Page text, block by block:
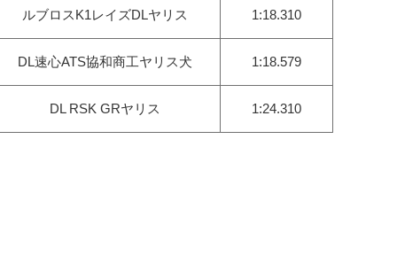
ルブロスK1レイズDLヤリス 1:18.310
DL速心ATS協和商工ヤリス犬 1:18.579
DL RSK GRヤリス 1:24.310